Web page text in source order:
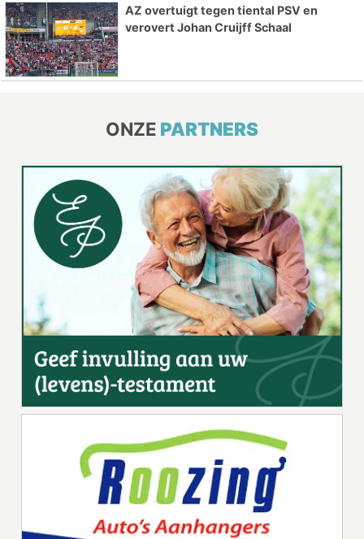
AZ overtuigt tegen tiental PSV en
verovert Johan Cruijff Schaal
ONZE PARTNERS